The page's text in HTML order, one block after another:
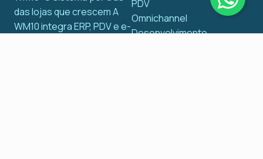
das lojas que crescem A
WM10 integra ERP, PDV e e-
PDV
Omnichannel
Desenvolvimento